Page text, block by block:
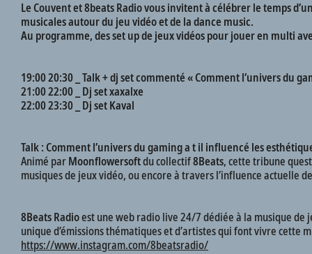
Le Couvent et 8beats Radio vous invitent à célébrer le temps
musicales autour du jeu vidéo et de la dance music.
Au programme, des set up de jeux vidéos pour jouer en multi
19:00 20:30 _ Talk + dj set commenté « Comment l’univers du
21:00 22:00 _ Dj set xaxalxe
22:00 23:30 _ Dj set Kaval
Talk : Comment l’univers du gaming a t il influencé les
Animé parMoonflowersoftdu collectif8Beats, cette tribune
musiques de jeux vidéo, ou encore à travers l’influence actuelle
8Beats Radioest une web radio live 24/7 dédiée à la musique de
unique d’émissions thématiques et d’artistes qui font vivre cette
https://www.instagram.com/8beatsradio/